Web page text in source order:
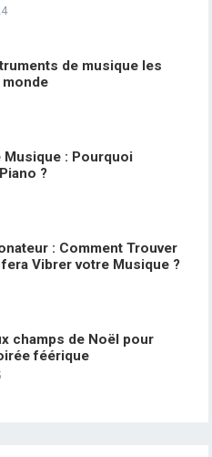
de musique les
Musique : Pourquoi
?
: Comment Trouver
Vibrer votre Musique ?
champs de Noël pour
féérique